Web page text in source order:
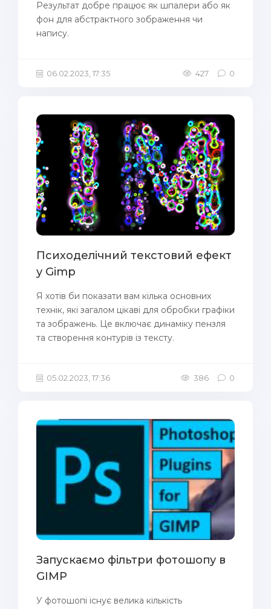
Результат добре працює як шпалери або як
фон для абстрактного зображення чи
напису.
06.02.2023, 17:35 427 0
Психоделічний текстовий ефект
у Gimp
Я хотів би показати вам кілька основних
технік, які загалом цікаві для обробки графіки
та зображень. Це включає динаміку пензля
та створення контурів із тексту.
05.02.2023, 17:36 386 0
Запускаємо фільтри фотошопу в
GIMP
У фотошопі існує велика кількість